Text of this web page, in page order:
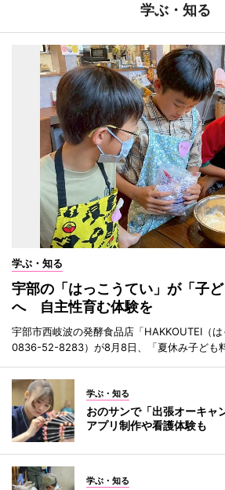
学ぶ・知る
学ぶ・知る
宇部の「はっこうてい」が「子
へ 自主性育む体験を
宇部市西岐波の発酵食品店「HAKKOUTEI（は
0836-52-8283）が8月8日、「夏休み子ども
学ぶ・知る
おのサンで「出張オーキャ
アプリ制作や看護体験も
学ぶ・知る